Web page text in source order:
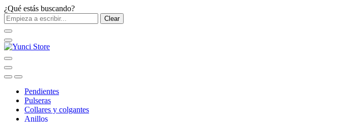
¿Qué estás buscando?
Clear
Pendientes
Pulseras
Collares y colgantes
Anillos